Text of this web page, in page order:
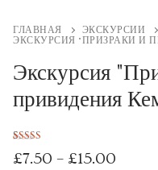
экскурсиях
Уроки математики
ГЛАВНАЯ ЭКСКУРСИИ
ЭКСКУРСИЯ "ПРИЗРАКИ И
Экскурсия
привидения
Рейтинг
5.00из 5
2
£7.50 – £15.00